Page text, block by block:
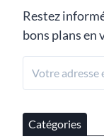
Restez
bons plans
Catégories